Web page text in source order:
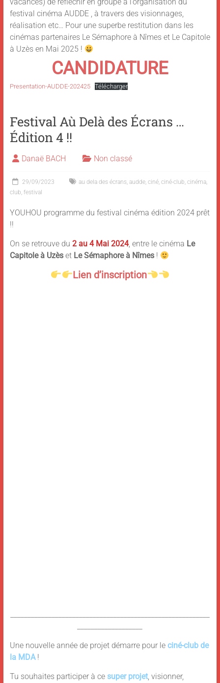
festival cinéma AUDDE , à travers des visionnages,
réalisation etc… Pour une superbe restitution dans les
cinémas partenaires Le Sémaphore à Nîmes et Le Capitole
à Uzès en Mai 2025 !
CANDIDATURE
Presentation-AUDDE-202425 Télécharger
Festival Aù Delà des Écrans …
Édition 4 !!
Danaë BACH Non classé
29/09/2023 au dela des écrans, audde, ciné, ciné-club, cinéma,
club, festival
YOUHOU programme du festival cinéma édition 2024 prêt
!!
On se retrouve du 2 au 4 Mai 2024, entre le cinéma Le
Capitole à Uzèset Le Sémaphore à Nîmes!
Lien d’inscription
Une nouvelle année de projet démarre pour le ciné-club de
la MDA!
Tu souhaites participer à ce super projet, visionner,